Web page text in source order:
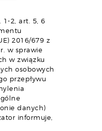
1-2, art. 5, 6
2016/679 z
w sprawie
w związku
osobowych
przepływu
danych)
informuje,